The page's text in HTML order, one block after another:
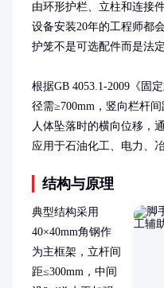
由环形护栏、立柱和连接
设备安装20年的工程师都
护笼不是可选配件而是法定
根据GB 4053.1-2009《固
径需≥700mm，竖向栏杆
人体坠落时的横向位移，
应用于石油化工、电力、
结构与原理
典型结构采用
40×40mm角钢作
为主框架，立杆间
距≤300mm，中间